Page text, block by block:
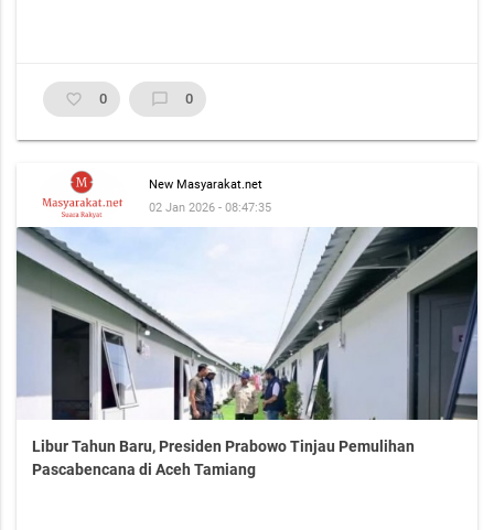
favorite_border 0 chat_bubble_outline 0
New Masyarakat.net
02 Jan 2026 - 08:47:35
Libur Tahun Baru, Presiden Prabowo Tinjau Pemulihan
Pascabencana di Aceh Tamiang